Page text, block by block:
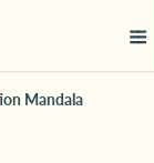
Mandala